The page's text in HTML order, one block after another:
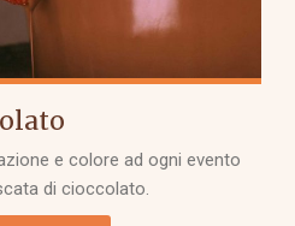
e colore ad ogni evento
di cioccolato.